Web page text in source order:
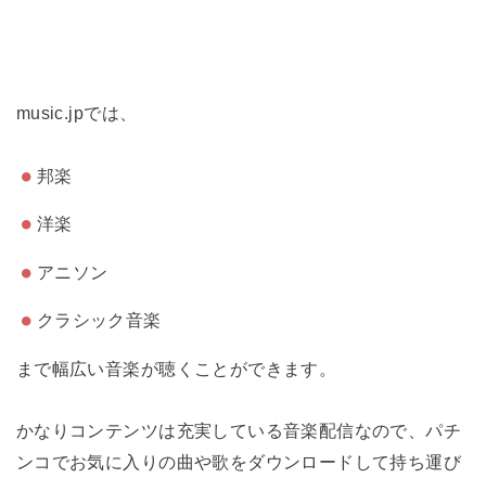
music.jpでは、
邦楽
洋楽
アニソン
クラシック音楽
まで幅広い音楽が聴くことができます。
かなりコンテンツは充実している音楽配信なので、パチ
ンコでお気に入りの曲や歌をダウンロードして持ち運び